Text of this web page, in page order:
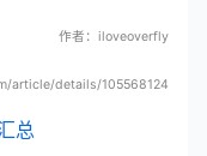
作者：iloveoverfly
article/details/105568124
总